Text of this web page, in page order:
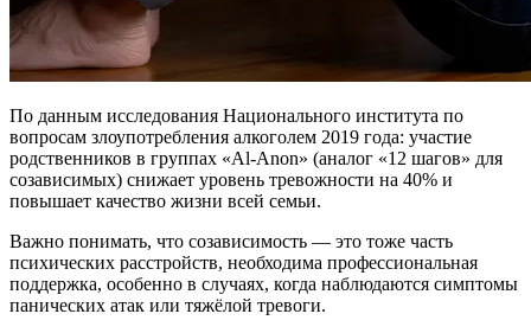
По данным исследования Национального института по
вопросам злоупотребления алкоголем 2019 года: участие
родственников в группах «Al-Anon» (аналог «12 шагов» для
созависимых) снижает уровень тревожности на 40% и
повышает качество жизни всей семьи.
Важно понимать, что созависимость — это тоже часть
психических расстройств, необходима профессиональная
поддержка, особенно в случаях, когда наблюдаются симптомы
панических атак или тяжёлой тревоги.